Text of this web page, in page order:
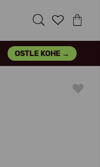
OSTLE KOHE →